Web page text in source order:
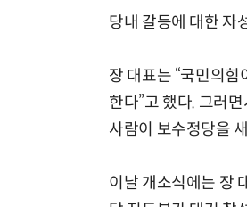
당내 갈등에 대한 자
장 대표는 “국민의
한다”고 했다. 그러
사람이 보수정당을
이날 개소식에는 장